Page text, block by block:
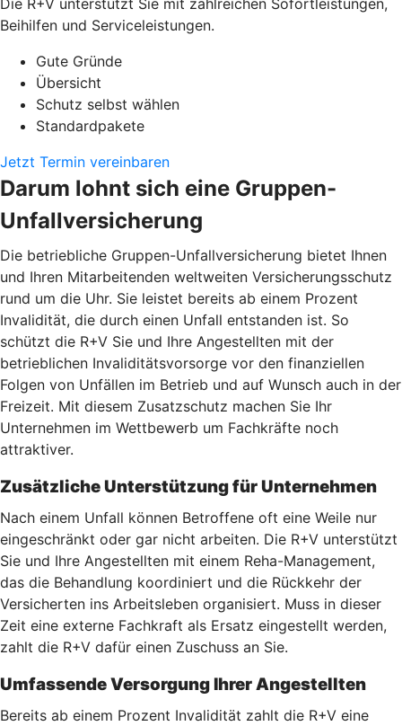
Beihilfen und Serviceleistungen.
Gute Gründe
Übersicht
Schutz selbst wählen
Standardpakete
Jetzt Termin vereinbaren
Darum lohnt sich eine Gruppen-
Unfallversicherung
Die betriebliche Gruppen-Unfallversicherung bietet Ihnen
und Ihren Mitarbeitenden weltweiten Versicherungsschutz
rund um die Uhr. Sie leistet bereits ab einem Prozent
Invalidität, die durch einen Unfall entstanden ist. So
schützt die R+V Sie und Ihre Angestellten mit der
betrieblichen Invaliditätsvorsorge vor den finanziellen
Folgen von Unfällen im Betrieb und auf Wunsch auch in der
Freizeit. Mit diesem Zusatzschutz machen Sie Ihr
Unternehmen im Wettbewerb um Fachkräfte noch
attraktiver.
Zusätzliche Unterstützung für Unternehmen
Nach einem Unfall können Betroffene oft eine Weile nur
eingeschränkt oder gar nicht arbeiten. Die R+V unterstützt
Sie und Ihre Angestellten mit einem Reha-Management,
das die Behandlung koordiniert und die Rückkehr der
Versicherten ins Arbeitsleben organisiert. Muss in dieser
Zeit eine externe Fachkraft als Ersatz eingestellt werden,
zahlt die R+V dafür einen Zuschuss an Sie.
Umfassende Versorgung Ihrer Angestellten
Bereits ab einem Prozent Invalidität zahlt die R+V eine